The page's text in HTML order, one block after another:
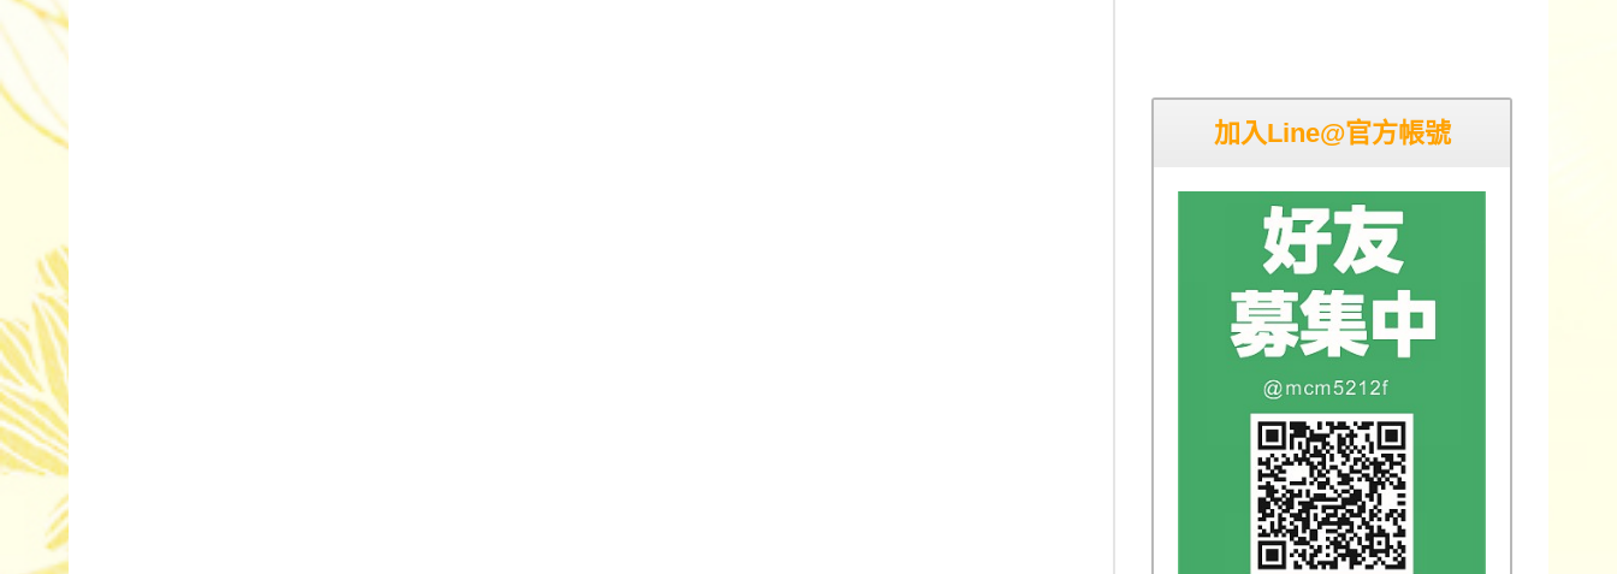
加入Line@官方帳號